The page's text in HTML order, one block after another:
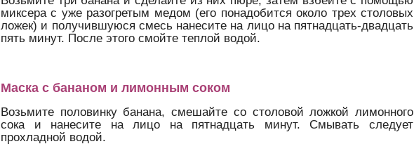
миксера с уже разогретым медом (его понадобится около трех столовых
ложек) и получившуюся смесь нанесите на лицо на пятнадцать-двадцать
пять минут. После этого смойте теплой водой.
Маска с бананом и лимонным соком
Возьмите половинку банана, смешайте со столовой ложкой лимонного
сока и нанесите на лицо на пятнадцать минут. Смывать следует
прохладной водой.